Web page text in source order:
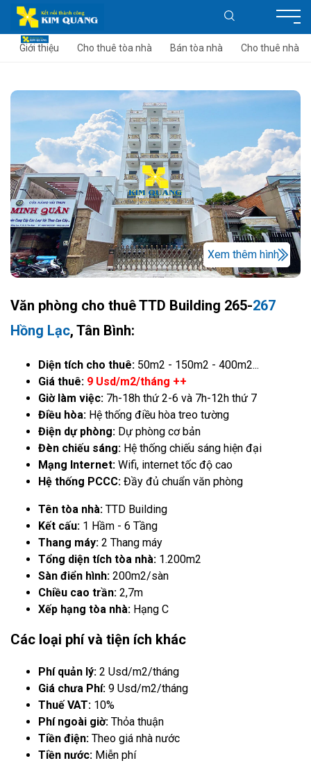
Giới thiệu Cho thuê tòa nhà Bán tòa nhà Cho thuê nhà
Xem thêm hình
Văn phòng cho thuê TTD Building 265-267
Hồng Lạc, Tân Bình:
Diện tích cho thuê: 50m2 - 150m2 - 400m2...
Giá thuê: 9 Usd/m2/tháng ++
Giờ làm việc: 7h-18h thứ 2-6 và 7h-12h thứ 7
Điều hòa: Hệ thống điều hòa treo tường
Điện dự phòng: Dự phòng cơ bản
Đèn chiếu sáng: Hệ thống chiếu sáng hiện đại
Mạng Internet: Wifi, internet tốc độ cao
Hệ thống PCCC: Đầy đủ chuẩn văn phòng
Tên tòa nhà: TTD Building
Kết cấu: 1 Hầm - 6 Tầng
Thang máy: 2 Thang máy
Tổng diện tích tòa nhà: 1.200m2
Sàn điển hình: 200m2/sàn
Chiều cao trần: 2,7m
Xếp hạng tòa nhà: Hạng C
Các loại phí và tiện ích khác
Phí quản lý: 2 Usd/m2/tháng
Giá chưa Phí: 9 Usd/m2/tháng
Thuế VAT: 10%
Phí ngoài giờ: Thỏa thuận
Tiền điện: Theo giá nhà nước
Tiền nước: Miễn phí